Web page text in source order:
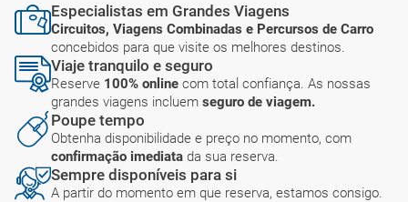
Especialistas em Grandes Viagens
Circuitos, Viagens Combinadas e Percursos de Carro
concebidos para que visite os melhores destinos.
Viaje tranquilo e seguro
Reserve 100% online com total confiança. As nossas
grandes viagens incluem seguro de viagem.
Poupe tempo
Obtenha disponibilidade e preço no momento, com
confirmação imediata da sua reserva.
Sempre disponíveis para si
A partir do momento em que reserva, estamos consigo.